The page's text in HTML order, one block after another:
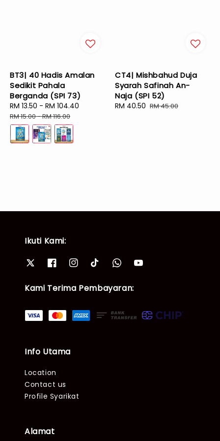
BT3| 40 Hadis Amalan
Sedikit Pahala
Berganda (SPI 73)
Sale
price
RM 13.50 - RM 104.40
RM 15.00-RM 116.00
CT4| Mishbahud Duja
Syarah Safinah An-
Naja (SPI 52)
Sale
RM 40.50 Regular
RM 45.00
Ikuti Kami:
Kami Terima Pembayaran:
Info Utama
Location
Contact us
Profile Syarikat
Alamat